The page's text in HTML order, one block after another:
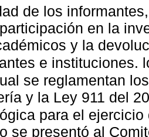
de los
en la
y la
e instituciones.
se reglamentan
y la Ley 911 del
para el
se presentó al